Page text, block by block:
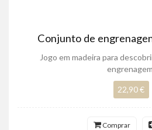
Conjunto de
Jogo em madeira para
22,90 €
Comprar